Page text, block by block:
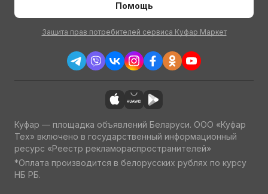
Помощь
Защита прав потребителей сервиса Куфар Маркет
Куфар — площадка объявлений Беларуси. ООО «Куфар
Тех» включено в государственный информационный
ресурс «Реестр рекламораспространителей»
*Оплата производится в белорусских рублях по курсу
НБ РБ.